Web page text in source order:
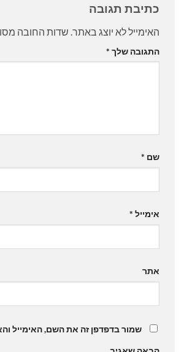
כתיבת תגובה
האימייל לא יוצג באתר. שדות החובה
התגובה שלך *
שם *
אימייל *
אתר
שמור בדפדפן זה את השם, האימייל